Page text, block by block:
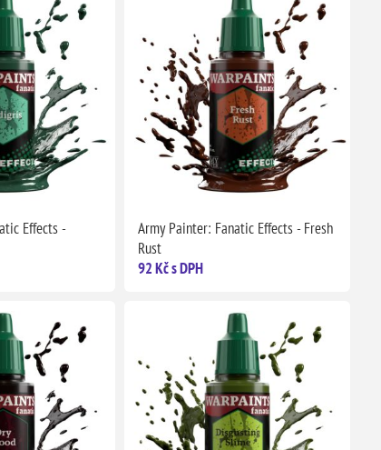
Effects -
Army Painter: Fanatic Effects - Fresh
Rust
92 Kč s DPH